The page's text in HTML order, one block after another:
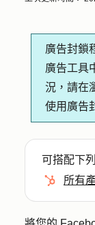
廣告封鎖
廣告工具
況，請在
使用廣告
可搭配下
所有